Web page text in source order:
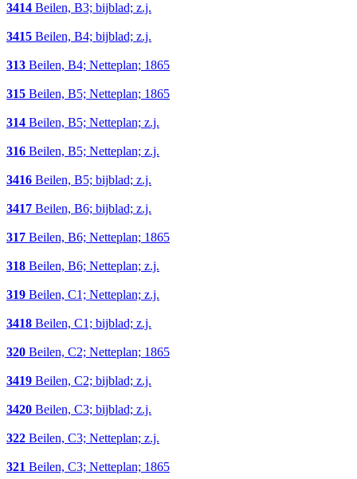
3414 Beilen, B3; bijblad; z.j.
3415 Beilen, B4; bijblad; z.j.
313 Beilen, B4; Netteplan; 1865
315 Beilen, B5; Netteplan; 1865
314 Beilen, B5; Netteplan; z.j.
316 Beilen, B5; Netteplan; z.j.
3416 Beilen, B5; bijblad; z.j.
3417 Beilen, B6; bijblad; z.j.
317 Beilen, B6; Netteplan; 1865
318 Beilen, B6; Netteplan; z.j.
319 Beilen, C1; Netteplan; z.j.
3418 Beilen, C1; bijblad; z.j.
320 Beilen, C2; Netteplan; 1865
3419 Beilen, C2; bijblad; z.j.
3420 Beilen, C3; bijblad; z.j.
322 Beilen, C3; Netteplan; z.j.
321 Beilen, C3; Netteplan; 1865